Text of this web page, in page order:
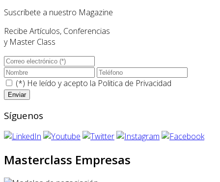
Suscríbete a nuestro Magazine
Recibe Artículos, Conferencias
y Master Class
(*) He leído y acepto la Politica de Privacidad
Síguenos
Masterclass Empresas